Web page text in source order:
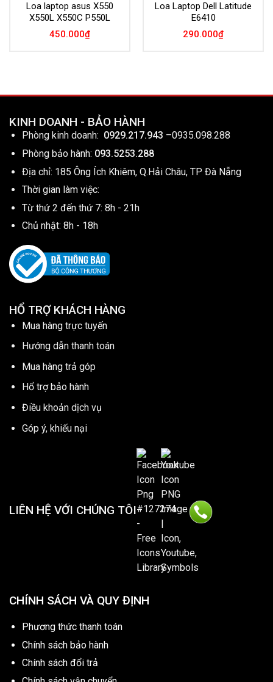
Loa laptop asus X550
X550L X550C P550L
450.000₫
Loa Laptop Dell Latitude
E6410
290.000₫
KINH DOANH - BẢO HÀNH
Phòng kinh doanh: 0929.217.943 –0935.098.288
Phòng bảo hành: 093.5253.288
Địa chỉ: 185 Ông Ích Khiêm, Q.Hải Châu, TP Đà Nẵng
Thời gian làm việc:
Từ thứ 2 đến thứ 7: 8h - 21h
Chủ nhật: 8h - 18h
HỔ TRỢ KHÁCH HÀNG
Mua hàng trực tuyến
Hướng dẫn thanh toán
Mua hàng trả góp
Hổ trợ bảo hành
Điều khoản dịch vụ
Góp ý, khiếu nại
LIÊN HỆ VỚI CHÚNG TÔI
CHÍNH SÁCH VÀ QUY ĐỊNH
Phương thức thanh toán
Chính sách bảo hành
Chính sách đổi trả